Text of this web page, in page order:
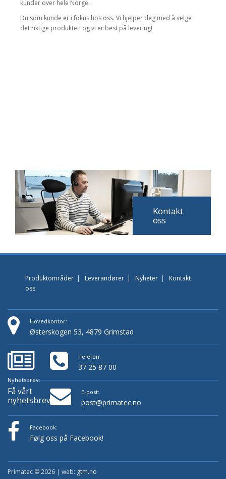
kunder over hele Norge.
Du som kunde er i fokus hos oss. Vi hjelper deg med å velge
det riktige produktet. og vi er best på levering!
Kontakt
oss
Produktområder | Leverandører | Nyheter | Kontakt
oss
Hovedkontor:
Østerskogen 53, 4879 Grimstad
Nyhetsbrev:
Få vårt
nyhetsbrev!
Telefon:
37 25 87 00
E-post:
post@primatec.no
Facebook:
Følg oss på Facebook!
Primatec © 2026 | web: gtm.no